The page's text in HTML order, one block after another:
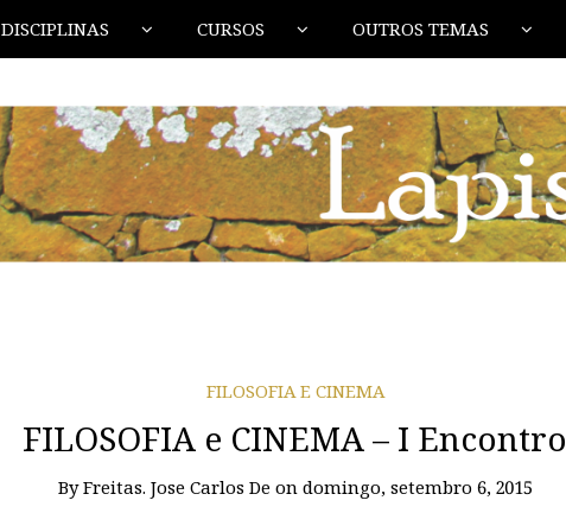
DISCIPLINAS CURSOS OUTROS TEMAS
FILOSOFIA E CINEMA
FILOSOFIA e CINEMA – I Encontro
ByFreitas. Jose Carlos De on domingo, setembro 6, 2015